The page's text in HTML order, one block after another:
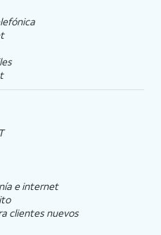
e internet
clientes nuevos